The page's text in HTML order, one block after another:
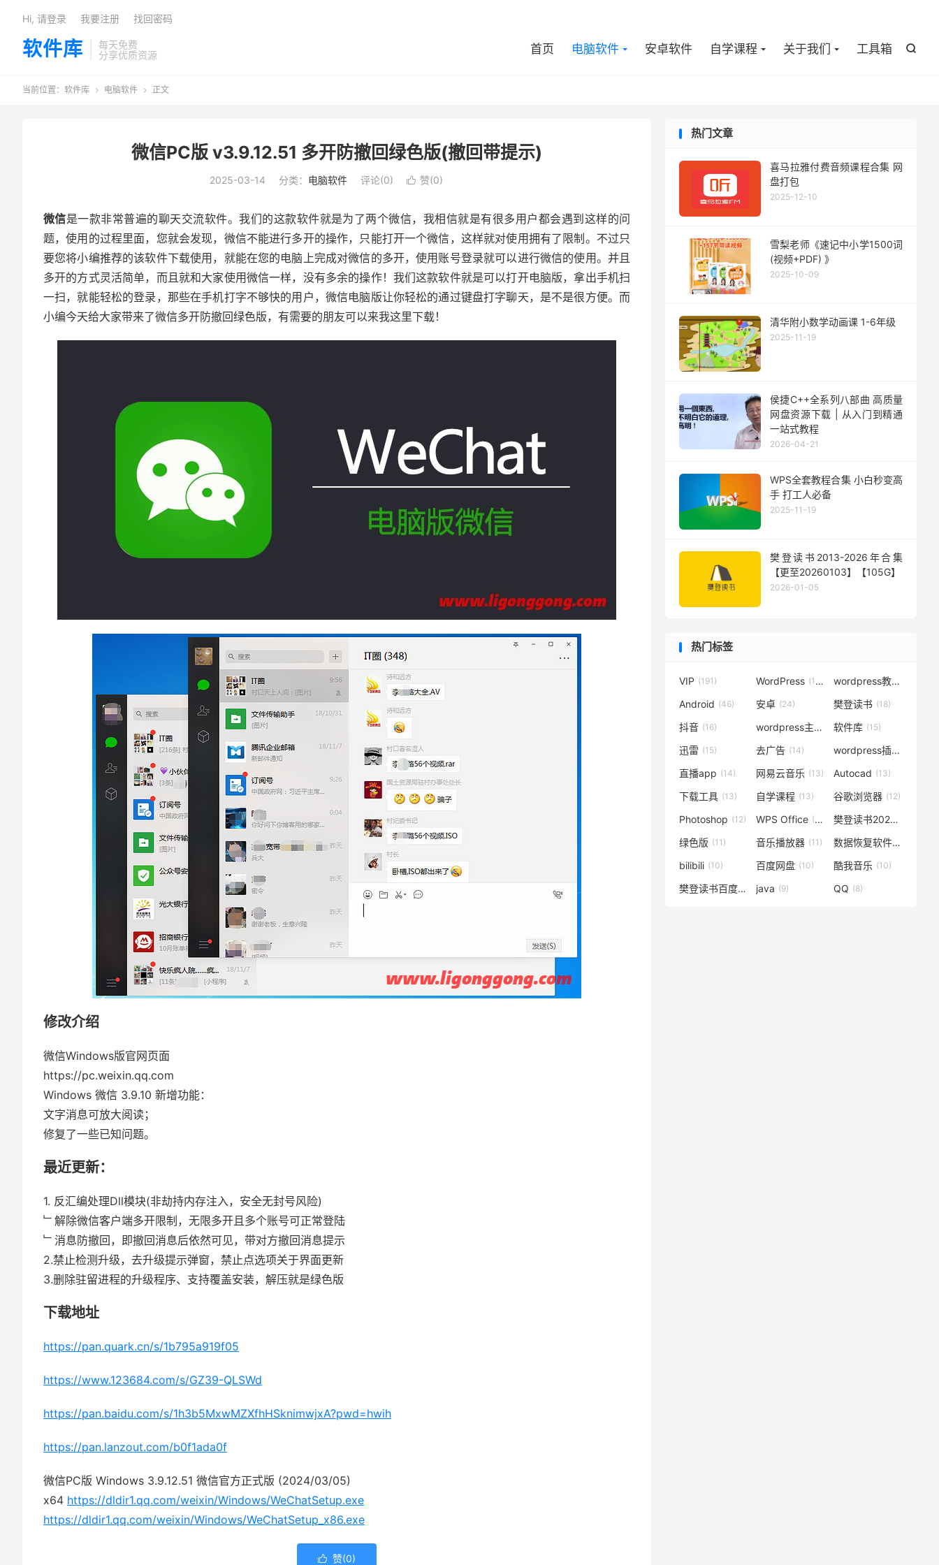
软件库
每天免费
分享优质资源

首页 电脑软件 安卓软件 自学课程 关于我们 工具箱
Hi, 请登录 我要注册 找回密码
当前位置： 软件库  电脑软件  正文
微信PC版 v3.9.12.51 多开防撤回绿色版(撤回带提示)
2025-03-14 分类： 电脑软件 评论(0)  赞(0)
微信是一款非常普遍的聊天交流软件。我们的这款软件就是为了两个微信，我相信就是有很多用户都会遇到这样的问
题，使用的过程里面，您就会发现，微信不能进行多开的操作，只能打开一个微信，这样就对使用拥有了限制。不过只
要您将小编推荐的该软件下载使用，就能在您的电脑上完成对微信的多开，使用账号登录就可以进行微信的使用。并且
多开的方式灵活简单，而且就和大家使用微信一样，没有多余的操作！我们这款软件就是可以打开电脑版，拿出手机扫
一扫，就能轻松的登录，那些在手机打字不够快的用户，微信电脑版让你轻松的通过键盘打字聊天，是不是很方便。而
小编今天给大家带来了微信多开防撤回绿色版，有需要的朋友可以来我这里下载！
修改介绍
微信Windows版官网页面
https://pc.weixin.qq.com
Windows 微信 3.9.10 新增功能：
文字消息可放大阅读；
修复了一些已知问题。
最近更新：
1. 反汇编处理Dll模块(非劫持内存注入，安全无封号风险)
﹂解除微信客户端多开限制，无限多开且多个账号可正常登陆
﹂消息防撤回，即撤回消息后依然可见，带对方撤回消息提示
2.禁止检测升级，去升级提示弹窗，禁止点选项关于界面更新
3.删除驻留进程的升级程序、支持覆盖安装，解压就是绿色版
下载地址
https://pan.quark.cn/s/1b795a919f05
https://www.123684.com/s/GZ39-QLSWd
https://pan.baidu.com/s/1h3b5MxwMZXfhHSknimwjxA?pwd=hwih
https://pan.lanzout.com/b0f1ada0f
微信PC版 Windows 3.9.12.51 微信官方正式版 (2024/03/05)
x64 https://dldir1.qq.com/weixin/Windows/WeChatSetup.exe
https://dldir1.qq.com/weixin/Windows/WeChatSetup_x86.exe
 赞(0)
热门文章
喜马拉雅付费音频课程合集 网
盘打包
2025-12-10
雪梨老师《速记中小学1500词
(视频+PDF) 》
2025-10-09
清华附小数学动画课 1-6年级
2025-11-19
侯捷C++全系列八部曲 高质量
网盘资源下载 | 从入门到精通
一站式教程
2026-04-21
WPS全套教程合集 小白秒变高
手 打工人必备
2025-11-19
樊登读书2013-2026年合集
【更至20260103】【105G】
2026-01-05
热门标签
VIP (191) WordPress (119) wordpress教程
Android (46) 安卓 (24) 樊登读书 (18)
抖音 (16) wordpress主题 (15)
软件库 (15)
迅雷 (15) 去广告 (14) wordpress插件
直播app (14) 网易云音乐 (13) Autocad (13)
下载工具 (13) 自学课程 (13) 谷歌浏览器 (12)
Photoshop (12) WPS Office (12) 樊登读书2020
绿色版 (11) 音乐播放器 (11) 数据恢复软件(11)
bilibili (10) 百度网盘 (10) 酷我音乐 (10)
樊登读书百度云 (10)
java (9) QQ (8)